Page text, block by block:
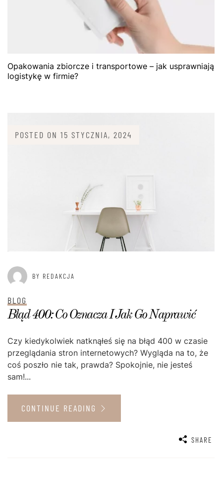
Opakowania zbiorcze i transportowe – jak usprawniają
logistykę w firmie?
POSTED ON 15 STYCZNIA, 2024
BY REDAKCJA
BLOG
Błąd 400: Co Oznacza I Jak Go Naprawić
Czy kiedykolwiek natknąłeś się na błąd 400 w czasie
przeglądania stron internetowych? Wygląda na to, że
coś poszło nie tak, prawda? Spokojnie, nie jesteś
sam!...
CONTINUE READING
SHARE